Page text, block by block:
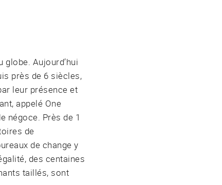
Aujourd’hui
près de 6 siècles,
leur présence et
appelé One
négoce. Près de 1
de
de change y
des centaines
taillés, sont